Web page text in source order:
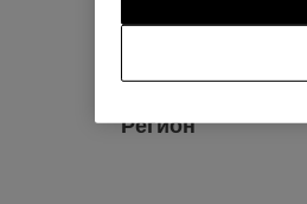
Регион